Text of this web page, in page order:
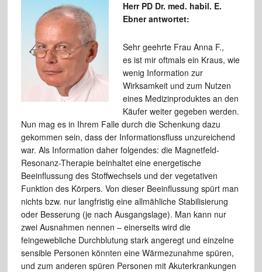
Herr PD Dr. med. habil. E.
Ebner antwortet:
Sehr geehrte Frau Anna F.,
es ist mir oftmals ein Kraus, wie
wenig Information zur
Wirksamkeit und zum Nutzen
eines Medizinproduktes an den
Käufer weiter gegeben werden.
Nun mag es in Ihrem Falle durch die Schenkung dazu
gekommen sein, dass der Informationsfluss unzureichend
war. Als Information daher folgendes: die Magnetfeld-
Resonanz-Therapie beinhaltet eine energetische
Beeinflussung des Stoffwechsels und der vegetativen
Funktion des Körpers. Von dieser Beeinflussung spürt man
nichts bzw. nur langfristig eine allmähliche Stabilisierung
oder Besserung (je nach Ausgangslage). Man kann nur
zwei Ausnahmen nennen – einerseits wird die
feingewebliche Durchblutung stark angeregt und einzelne
sensible Personen könnten eine Wärmezunahme spüren,
und zum anderen spüren Personen mit Akuterkrankungen